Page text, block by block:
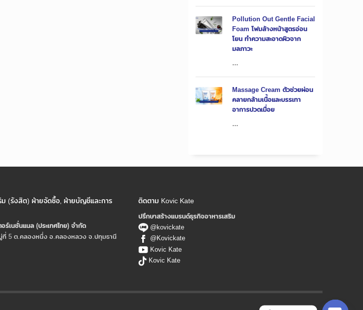
Pollution Out Gentle Facial
Foam โฟมล้างหน้าสูตรอ่อน
โยน ทำความสะอาดผิวจาก
มลภาวะ
...
Massage Cream ตัวช่วยผ่อน
คลายกล้ามเนื้อและบรรเทา
อาการปวดเมื่อย
...
ม (รังสิต) ฝ่ายจัดซื้อ, ฝ่ายบัญชีและการ
ร์เนชั่นแนล (ประเทศไทย) จํากัด
ที่ 5 ต.คลองหนึ่ง อ.คลองหลวง จ.ปทุมธานี
ติดตาม Kovic Kate
ปรึกษาสร้างแบรนด์ธุรกิจอาหารเสริม
@kovickate
@Kovickate
Kovic Kate
Kovic Kate